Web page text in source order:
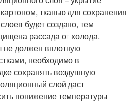
тканью для сохранения
будет создано, тем
рассада от холода.
не должен вплотную
необходимо в
сохранять воздушную
слой даст
понижение температуры